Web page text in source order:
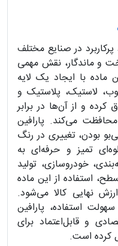
پرکاربرد در صنایع مختلف
و ماندگار، نقش مهمی
ماده با ایجاد یک لایه
لاستیک، پلاستیک و
و از آن‌ها در برابر
می‌کند. پارافین
بودن، تغییری در رنگ
تمیز و حرفه‌ای به
خودروسازی، تولید
استفاده از این ماده
نهایی کالا می‌شود.
استفاده، پارافین
و قابل‌اعتماد برای
کرده است.